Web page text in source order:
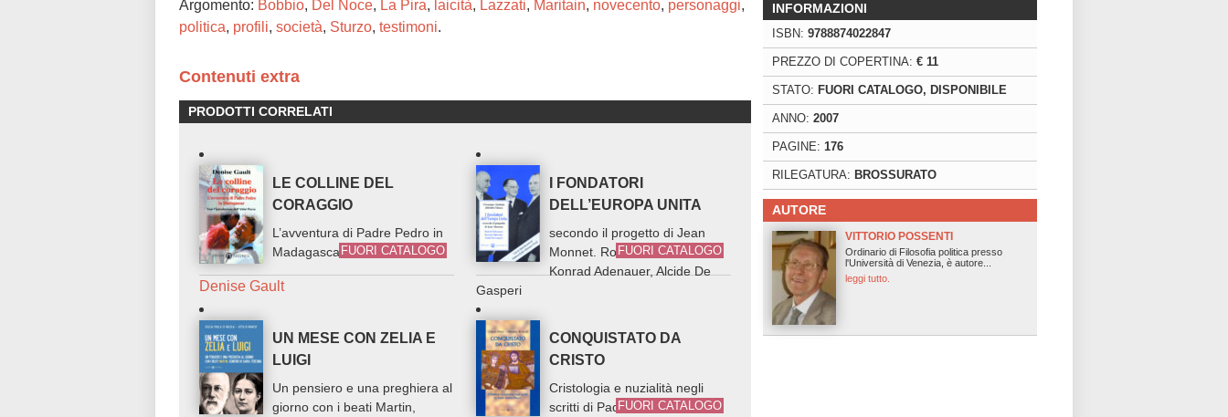
INFORMAZIONI
ISBN: 9788874022847
PREZZO DI COPERTINA: € 11
STATO: FUORI CATALOGO, DISPONIBILE
ANNO: 2007
PAGINE: 176
RILEGATURA: BROSSURATO
AUTORE
VITTORIO POSSENTI
Ordinario di Filosofia politica presso
l'Università di Venezia, è autore...
leggi tutto.
Argomento: Bobbio, Del Noce, La Pira, laicità, Lazzati, Maritain, novecento, personaggi,
politica, profili, società, Sturzo, testimoni.
Contenuti extra
PRODOTTI CORRELATI
LE COLLINE DEL
CORAGGIO
L’avventura di Padre Pedro in
Madagascar
Denise Gault
FUORI CATALOGO
I FONDATORI
DELL’EUROPA UNITA
secondo il progetto di Jean
Monnet. Robert Schuman,
Konrad Adenauer, Alcide De
Gasperi
FUORI CATALOGO
UN MESE CON ZELIA E
LUIGI
Un pensiero e una preghiera al
giorno con i beati Martin,
CONQUISTATO DA
CRISTO
Cristologia e nuzialità negli
scritti di Padre Enrico Mauri
FUORI CATALOGO